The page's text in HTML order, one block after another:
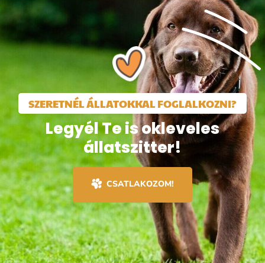
SZERETNÉL ÁLLATOKKAL FOGLALKOZNI?
Legyél Te is okleveles
állatszitter!
CSATLAKOZOM!